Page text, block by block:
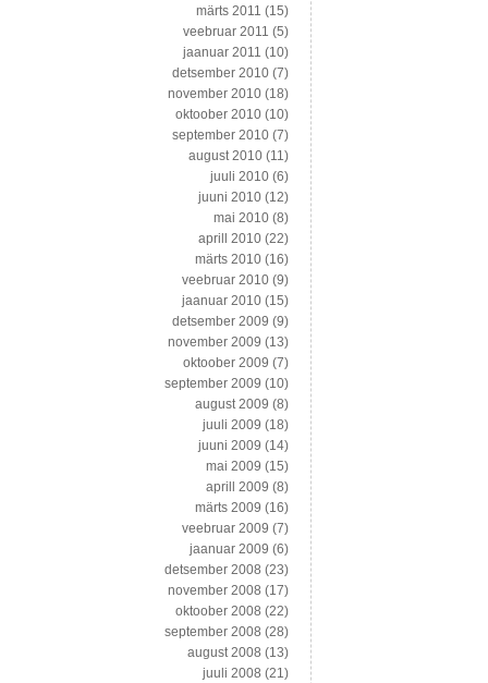
märts 2011 (15)
veebruar 2011 (5)
jaanuar 2011 (10)
detsember 2010 (7)
november 2010 (18)
oktoober 2010 (10)
september 2010 (7)
august 2010 (11)
juuli 2010 (6)
juuni 2010 (12)
mai 2010 (8)
aprill 2010 (22)
märts 2010 (16)
veebruar 2010 (9)
jaanuar 2010 (15)
detsember 2009 (9)
november 2009 (13)
oktoober 2009 (7)
september 2009 (10)
august 2009 (8)
juuli 2009 (18)
juuni 2009 (14)
mai 2009 (15)
aprill 2009 (8)
märts 2009 (16)
veebruar 2009 (7)
jaanuar 2009 (6)
detsember 2008 (23)
november 2008 (17)
oktoober 2008 (22)
september 2008 (28)
august 2008 (13)
juuli 2008 (21)